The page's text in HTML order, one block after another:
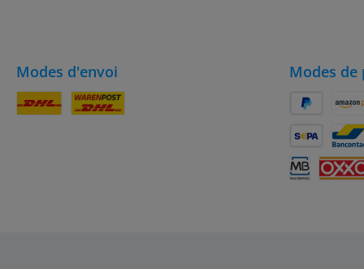
Modes d'envoi Modes de
SEPA